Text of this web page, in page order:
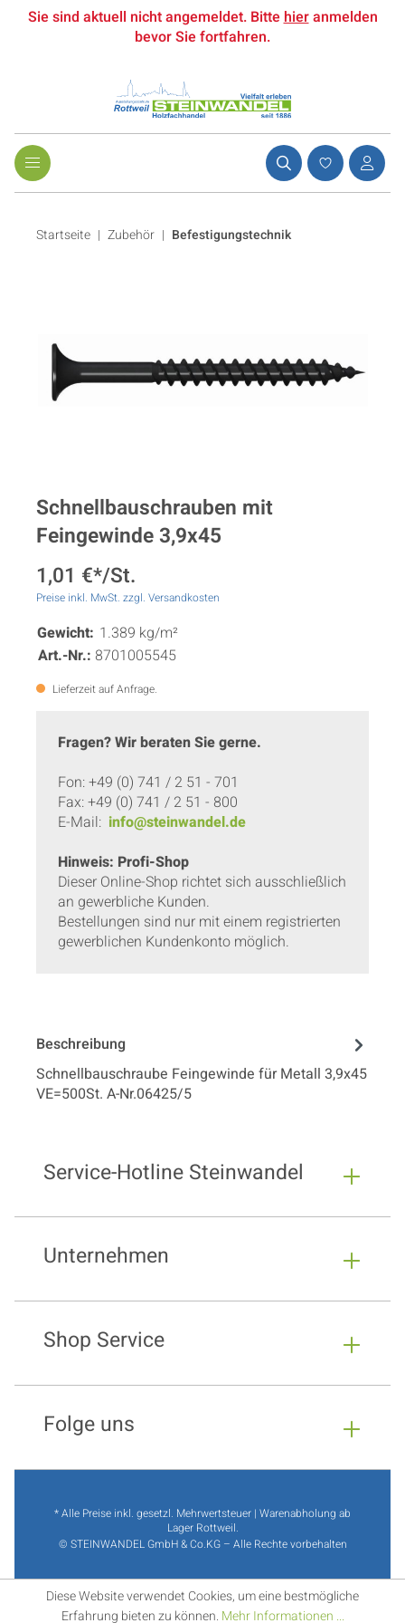
Sie sind aktuell nicht angemeldet. Bittehieranmelden
bevor Sie fortfahren.
Startseite Zubehör | Befestigungstechnik
Schnellbauschrauben mit
Feingewinde 3,9x45
1,01 €*/St.
Preise inkl. MwSt. zzgl. Versandkosten
Gewicht: 1.389 kg/m²
Art.-Nr.: 8701005545
Lieferzeit auf Anfrage.
Fragen? Wir beraten Sie gerne.
Fon: +49 (0) 741 / 2 51 - 701
Fax: +49 (0) 741 / 2 51 - 800
E-Mail: info@steinwandel.de
Hinweis: Profi-Shop
Dieser Online-Shop richtet sich ausschließlich
an gewerbliche Kunden.
Bestellungen sind nur mit einem registrierten
gewerblichen Kundenkonto möglich.
Beschreibung
Schnellbauschraube Feingewinde für Metall 3,9x45
VE=500St. A-Nr.06425/5
Service-Hotline Steinwandel
Unternehmen
Shop Service
Folge uns
* Alle Preise inkl. gesetzl. Mehrwertsteuer | Warenabholung ab
Lager Rottweil.
© STEINWANDEL GmbH & Co.KG – Alle Rechte vorbehalten
Diese Website verwendet Cookies, um eine bestmögliche
Erfahrung bieten zu können. Mehr Informationen ...